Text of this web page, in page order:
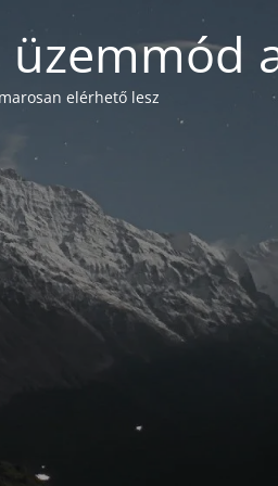
elérhető lesz